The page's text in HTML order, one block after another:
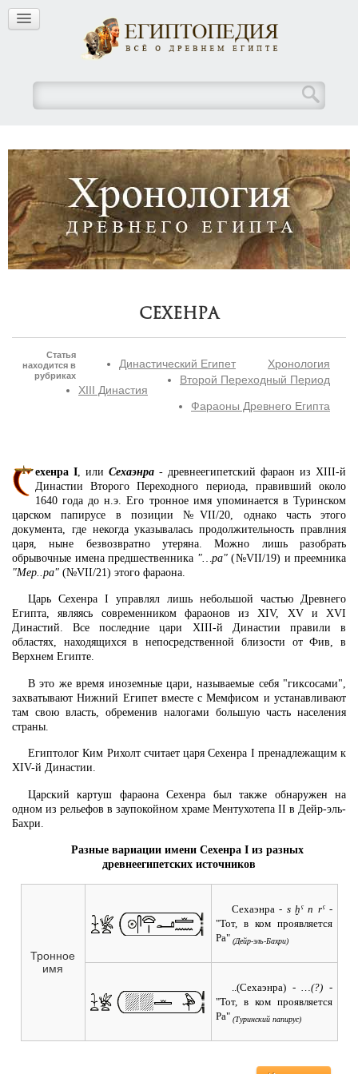
Сехенра
Статья
находится в
рубриках
Хронология
Династический Египет
Второй Переходный Период
XIII Династия
Фараоны Древнего Египта
ехенра I, или Сехаэнра - древнеегипетский фараон из XIII-й
Династии Второго Переходного периода, правивший около
1640 года до н.э. Его тронное имя упоминается в Туринском
царском папирусе в позиции №VII/20, однако часть этого
документа, где некогда указывалась продолжительность правлния
царя, ныне безвозвратно утеряна. Можно лишь разобрать
обрывочные имена предшественника "…ра"(№VII/19) и преемника
"Мер..ра" (№VII/21) этого фараона.
Царь Сехенра I управлял лишь небольшой частью Древнего
Египта, являясь современником фараонов из XIV, XV и XVI
Династий. Все последние цари XIII-й Династии правили в
областях, находящихся в непосредственной близости от Фив, в
Верхнем Египте.
В это же время иноземные цари, называемые себя "гиксосами",
захватывают Нижний Египет вместе с Мемфисом и устанавливают
там свою власть, обременив налогами большую часть населения
страны.
Египтолог Ким Рихолт считает царя Сехенра I пренадлежащим к
XIV-й Династии.
Царский картуш фараона Сехенра был также обнаружен на
одном из рельефов в заупокойном храме Ментухотепа II в Дейр-эль-
Бахри.
Разные вариации имени Сехенра I из разных
древнеегипетских источников
Тронное
имя
Сехаэнра - s ḫˁ n rˁ -
"Тот, в ком проявляется
Ра" (Дейр-эль-Бахри)
..(Сехаэнра) - …(?) -
"Тот, в ком проявляется
Ра"(Туринский папирус)